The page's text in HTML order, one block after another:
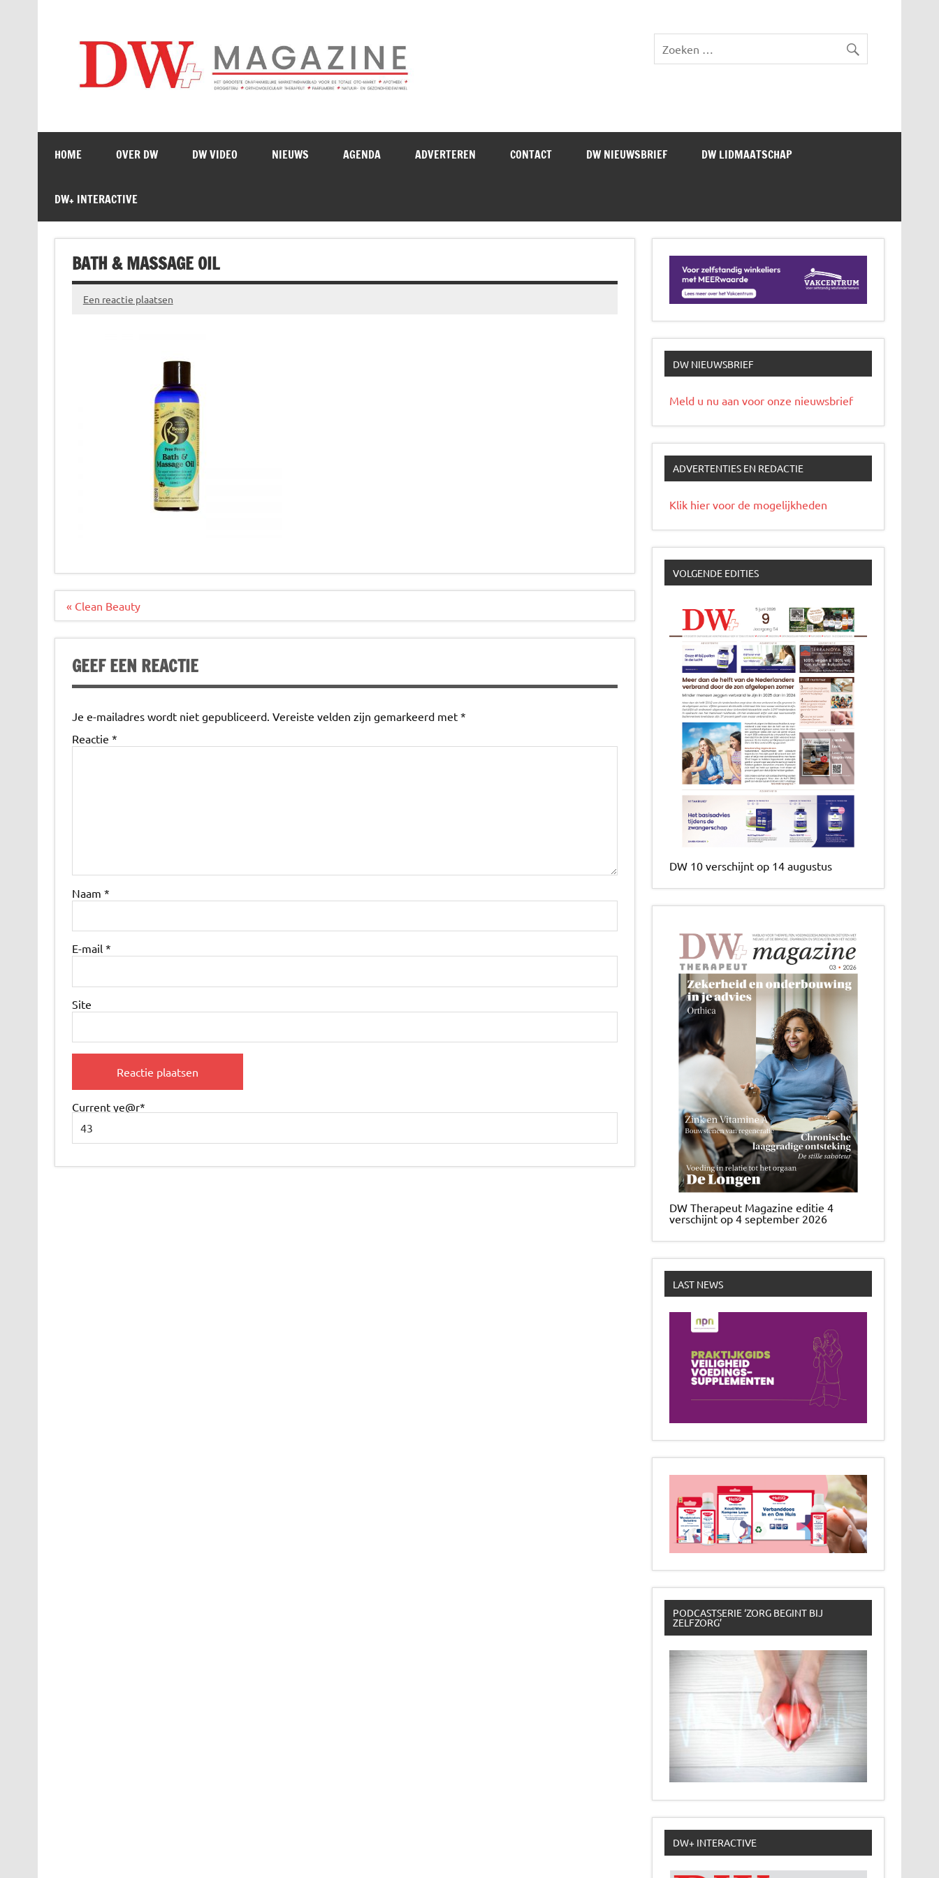
Drogistenweekblad DW Magazine
HOME OVER DW DW VIDEO NIEUWS AGENDA ADVERTEREN CONTACT DW NIEUWSBRIEF DW LIDMAATSCHAP
DW+ INTERACTIVE
BATH & MASSAGE OIL
Een reactie plaatsen
Bericht
« Clean Beauty
GEEF EEN REACTIE
Je e-mailadres wordt niet gepubliceerd. Vereiste velden zijn gemarkeerd met *
Reactie *
Naam *
E-mail *
Site
Current ye@r*
DW NIEUWSBRIEF
Meld u nu aan voor onze nieuwsbrief
ADVERTENTIES EN REDACTIE
Klik hier voor de mogelijkheden
VOLGENDE EDITIES
DW 10 verschijnt op 14 augustus
DW Therapeut Magazine editie 4
verschijnt op 4 september 2026
LAST NEWS
PODCASTSERIE ‘ZORG BEGINT BIJ
ZELFZORG’
DW+ INTERACTIVE